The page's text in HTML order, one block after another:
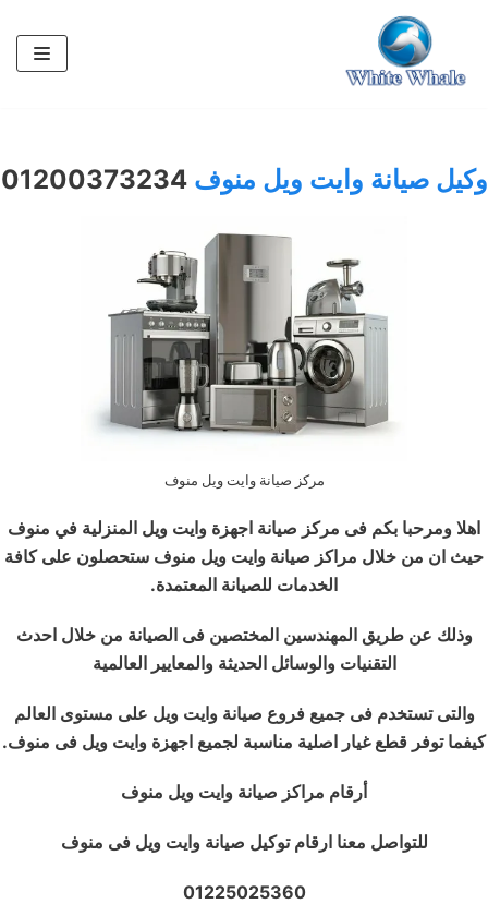
تخطى
المحتوى
وكيل صيانة وايت ويل منوف 01200373234
مركز صيانة وايت ويل منوف
اهلا ومرحبا بكم فى مركز صيانة اجهزة وايت ويل المنزلية في منوف
حيث ان من خلال مراكز صيانة وايت ويل منوف ستحصلون على كافة
الخدمات للصيانة المعتمدة.
وذلك عن طريق المهندسين المختصين فى الصيانة من خلال احدث
التقنيات والوسائل الحديثة والمعايير العالمية
والتى تستخدم فى جميع فروع صيانة وايت ويل على مستوى العالم
كيفما توفر قطع غيار اصلية مناسبة لجميع اجهزة وايت ويل فى منوف.
أرقام مراكز صيانة وايت ويل منوف
للتواصل معنا ارقام توكيل صيانة وايت ويل فى منوف
01225025360